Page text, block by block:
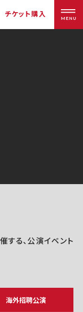
チケット購入 MENU
る、公演イベント
海外招聘公演